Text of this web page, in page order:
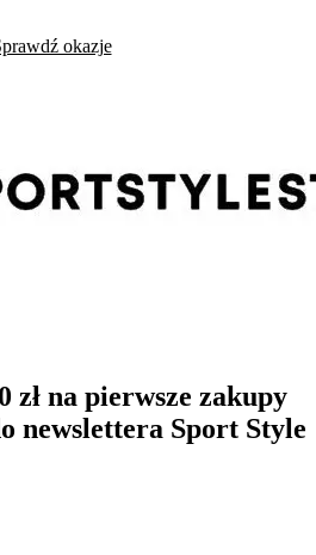
okazje
zł na pierwsze zakupy
newslettera Sport Style